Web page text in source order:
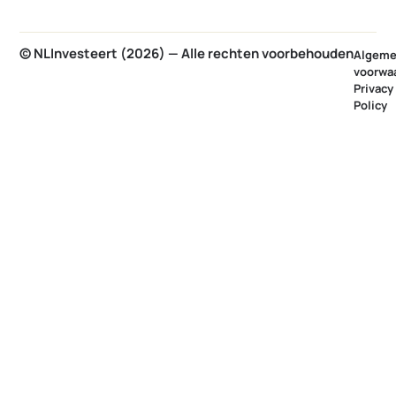
© NLInvesteert (2026) — Alle rechten voorbehouden
Privacy
Policy